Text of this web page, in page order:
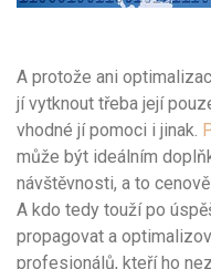
A protože ani
jí vytknout třeba její
vhodné jí pomoci i jinak.
může být ideálním
návštěvnosti, a to
A kdo tedy touží po
propagovat a
profesionálů, kteří ho